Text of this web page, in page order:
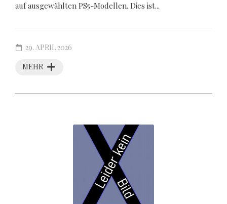
auf ausgewählten PS5-Modellen. Dies ist...
MEHR
29. APRIL 2026